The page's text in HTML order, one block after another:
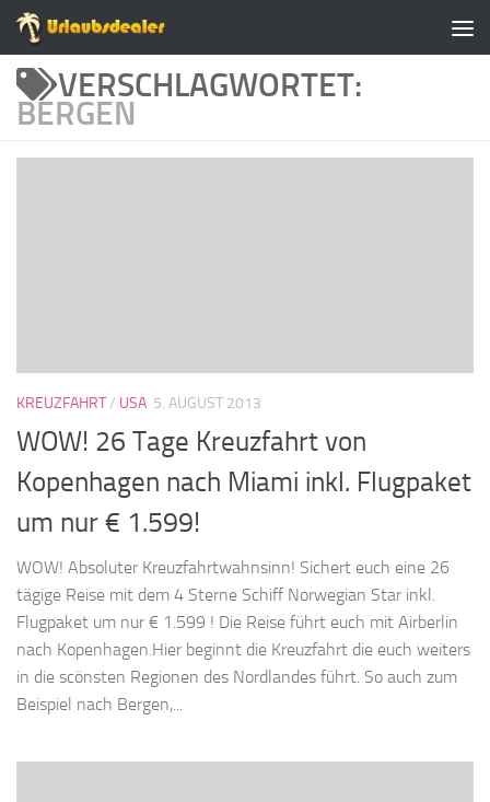
Zum Inhalt springen
VERSCHLAGWORTET:
BERGEN
KREUZFAHRT/ USA 5. AUGUST 2013
WOW! 26 Tage Kreuzfahrt von
Kopenhagen nach Miami inkl. Flugpaket
um nur € 1.599!
WOW! Absoluter Kreuzfahrtwahnsinn! Sichert euch eine 26
tägige Reise mit dem 4 Sterne Schiff Norwegian Star inkl.
Flugpaket um nur € 1.599 ! Die Reise führt euch mit Airberlin
nach Kopenhagen.Hier beginnt die Kreuzfahrt die euch weiters
in die scönsten Regionen des Nordlandes führt. So auch zum
Beispiel nach Bergen,...